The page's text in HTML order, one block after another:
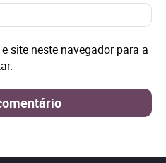
E-
site neste navegador para a